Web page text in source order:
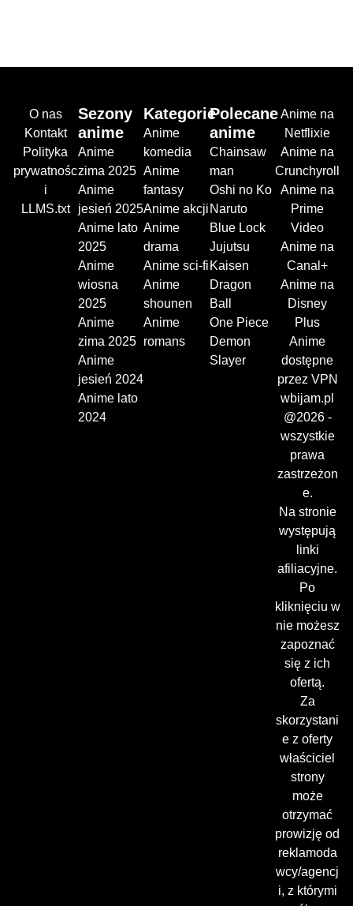
O nas
Kontakt
Polityka
prywatnośc
i
LLMS.txt
Sezony
anime
Anime
zima 2025
Anime
jesień 2025
Anime lato
2025
Anime
wiosna
2025
Anime
zima 2025
Anime
jesień 2024
Anime lato
2024
Kategorie
Anime
komedia
Anime
fantasy
Anime akcji
Anime
drama
Anime sci-fi
Anime
shounen
Anime
romans
Polecane
anime
Chainsaw
man
Oshi no Ko
Naruto
Blue Lock
Jujutsu
Kaisen
Dragon
Ball
One Piece
Demon
Slayer
Anime na
Netflixie
Anime na
Crunchyroll
Anime na
Prime
Video
Anime na
Canal+
Anime na
Disney
Plus
Anime
dostępne
przez VPN
wbijam.pl
@2026 -
wszystkie
prawa
zastrzeżon
e.
Na stronie
występują
linki
afiliacyjne.
Po
kliknięciu w
nie możesz
zapoznać
się z ich
ofertą.
Za
skorzystani
e z oferty
właściciel
strony
może
otrzymać
prowizję od
reklamoda
wcy/agencj
i, z którymi